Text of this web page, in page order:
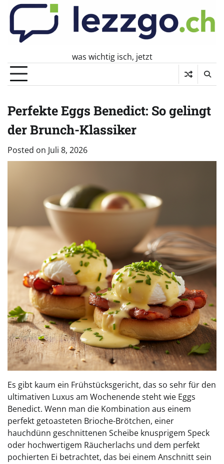
Skip
content
was wichtig isch, jetzt
Perfekte Eggs Benedict: So gelingt
der Brunch-Klassiker
Posted on Juli 8, 2026
Es gibt kaum ein Frühstücksgericht, das so sehr für den
ultimativen Luxus am Wochenende steht wie Eggs
Benedict. Wenn man die Kombination aus einem
perfekt getoasteten Brioche-Brötchen, einer
hauchdünn geschnittenen Scheibe knusprigem Speck
oder hochwertigem Räucherlachs und dem perfekt
pochierten Ei betrachtet, das bei einem Anschnitt sein